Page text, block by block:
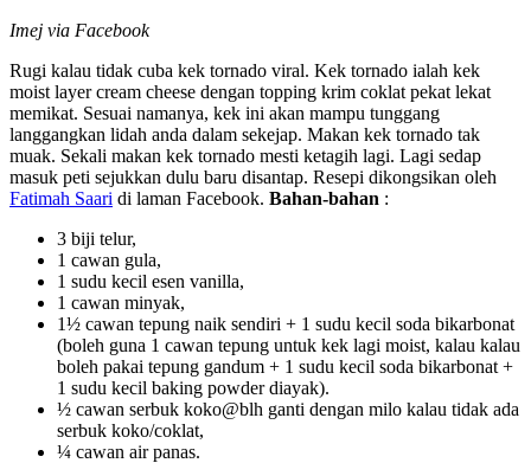
Imej via Facebook
Rugi kalau tidak cuba kek tornado viral. Kek tornado ialah kek
moist layer cream cheese dengan topping krim coklat pekat lekat
memikat. Sesuai namanya, kek ini akan mampu tunggang
langgangkan lidah anda dalam sekejap. Makan kek tornado tak
muak. Sekali makan kek tornado mesti ketagih lagi. Lagi sedap
masuk peti sejukkan dulu baru disantap. Resepi dikongsikan oleh
Fatimah Saari di laman Facebook. Bahan-bahan :
3 biji telur,
1 cawan gula,
1 sudu kecil esen vanilla,
1 cawan minyak,
1½ cawan tepung naik sendiri + 1 sudu kecil soda bikarbonat
(boleh guna 1 cawan tepung untuk kek lagi moist, kalau kalau
boleh pakai tepung gandum + 1 sudu kecil soda bikarbonat +
1 sudu kecil baking powder diayak).
½ cawan serbuk koko@blh ganti dengan milo kalau tidak ada
serbuk koko/coklat,
¼ cawan air panas.